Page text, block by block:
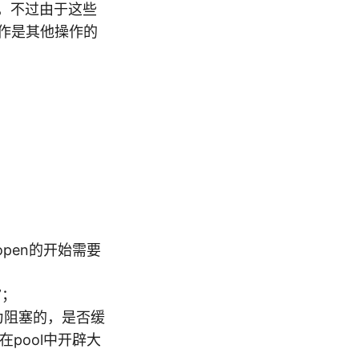
不过由于这些
是其他操作的
的开始需要
塞的，是否缓
pool中开辟大